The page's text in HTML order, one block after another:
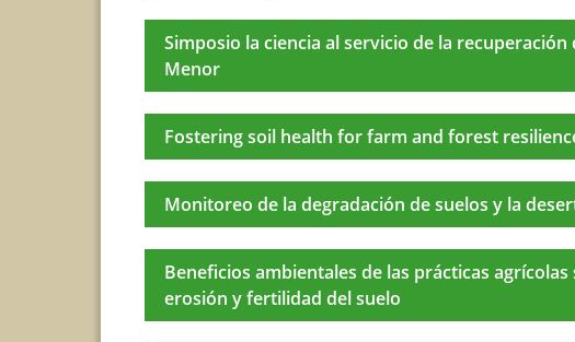
Simposio la ciencia al servicio de la
Menor
Fostering soil health for farm and forest
Monitoreo de la degradación de suelos y la
Beneficios ambientales de las prácticas
erosión y fertilidad del suelo